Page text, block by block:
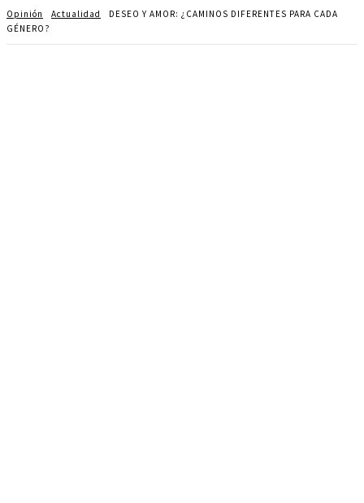
Opinión Actualidad
DESEO Y AMOR: ¿CAMINOS DIFERENTES PARA CADA
GÉNERO?